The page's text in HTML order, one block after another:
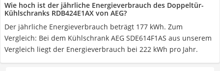
Wie hoch ist der jährliche Energieverbrauch des Doppeltür-
Kühlschranks RDB424E1AX von AEG?
Der jährliche Energieverbrauch beträgt 177 kWh. Zum
Vergleich: Bei dem Kühlschrank AEG SDE614F1AS aus unserem
Vergleich liegt der Energieverbrauch bei 222 kWh pro Jahr.